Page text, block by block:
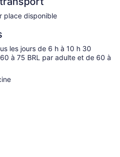
accès à Internet sans fil.
tous les jours et le service
place disponible
les jours de 6 h à 10 h 30
à 75 BRL par adulte et de 60 à